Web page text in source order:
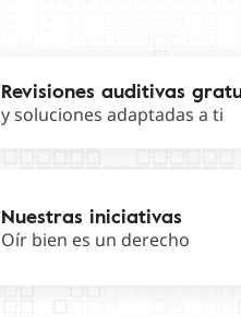
Revisiones auditivas
y soluciones adaptadas a ti
Nuestras iniciativas
Oír bien es un derecho